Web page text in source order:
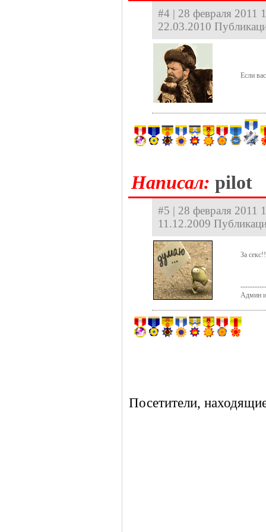
#4 | 28 февраля 2011
22.03.2010
Если
Hаписал: pilot
#5 | 28 февраля 2011
11.12.2009
За
Админ
Посетители,